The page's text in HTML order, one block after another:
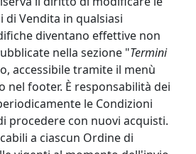
di Vendita in qualsiasi
diventano effettive non
nella sezione "Termini
accessibile tramite il menù
nel footer. È responsabilità dei
le Condizioni
procedere con nuovi acquisti.
a ciascun Ordine di